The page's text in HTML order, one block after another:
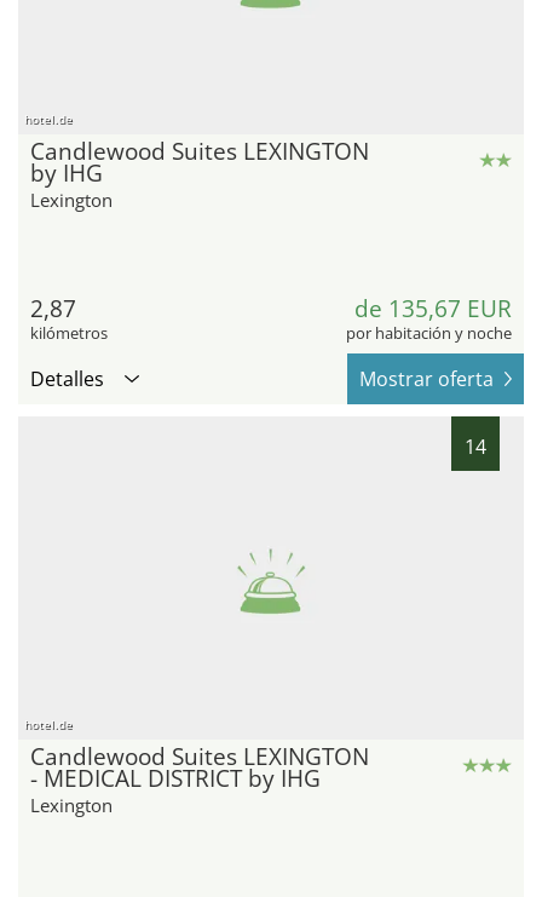
hotel.de
Candlewood Suites LEXINGTON
by IHG
Lexington
2,87
kilómetros
de 135,67 EUR
por habitación y noche
Detalles Mostrar oferta
14
hotel.de
Candlewood Suites LEXINGTON
- MEDICAL DISTRICT by IHG
Lexington